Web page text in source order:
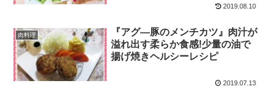
2019.08.10
肉料理
『アグ―豚のメンチカツ』肉汁が
溢れ出す柔らか食感!少量の油で
揚げ焼きヘルシーレシピ
2019.07.13